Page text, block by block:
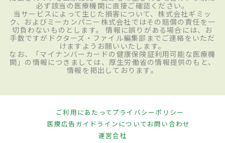
必ず該当の医療機関に直接ご確認ください。
当サービスによって生じた損害について、株式会社ギミッ
ク、およびミーカンパニー株式会社ではその賠償の責任を一
切負わないものとします。 情報に誤りがある場合には、お
手数ですがドクターズ・ファイル編集部までご連絡をいただ
けますようお願いいたします。
なお、「マイナンバーカードの健康保険証利用可能な医療機
関」の情報につきましては、厚生労働省の情報提供のもと、
情報を掲出しております。
ご利用にあたってプライバシーポリシー
医療広告ガイドラインについてお問い合わせ
運営会社